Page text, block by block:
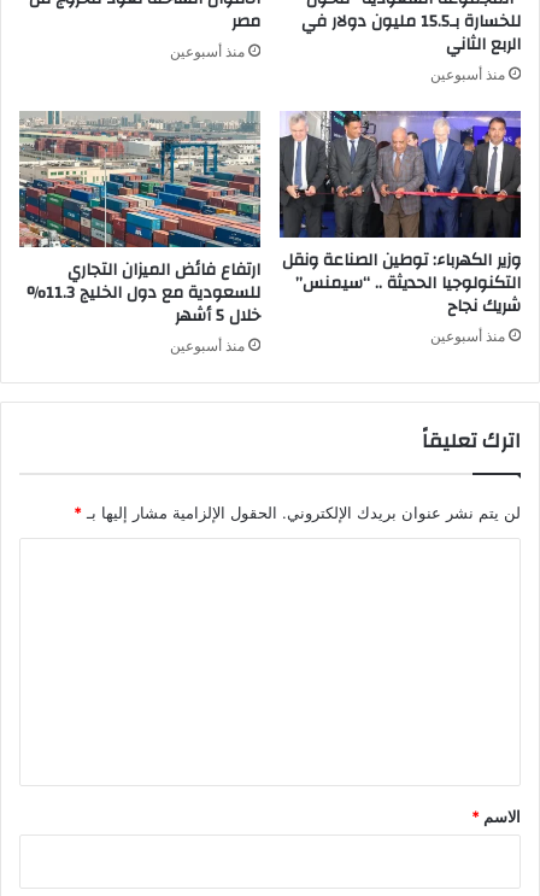
للخسارة بـ15.5 مليون دولار في
الربع الثاني
منذ أسبوعين
مصر
منذ أسبوعين
وزير الكهرباء: توطين الصناعة ونقل
التكنولوجيا الحديثة .. “سيمنس”
شريك نجاح
منذ أسبوعين
ارتفاع فائض الميزان التجاري
للسعودية مع دول الخليج 11.3%
خلال 5 أشهر
منذ أسبوعين
اترك تعليقاً
لن يتم نشر عنوان بريدك الإلكتروني. الحقول الإلزامية مشار إليها بـ *
*
الاسم *